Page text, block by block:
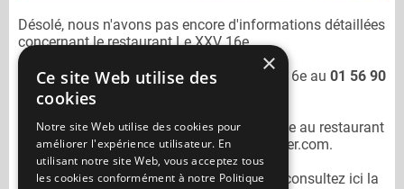
Désolé, nous n'avons pas encore d'informations détaillées
concernant le restaurant Le XXV 16e.
Vous pouvez joindre le restaurant
Le XXV 16e au 01 56 90
25 25
N'oubliez pas de préciser lors de votre sortie au restaurant
Le XXV 16e qu'il n'est pas sur Mangercacher.com.
Pour consulter un autre restaurant cacher
consultez ici la
×
Ce site Web utilise des
cookies
Notre site Web utilise des cookies pour
améliorer l'expérience utilisateur. En
utilisant notre site Web, vous acceptez tous
les cookies conformément à notre Politique